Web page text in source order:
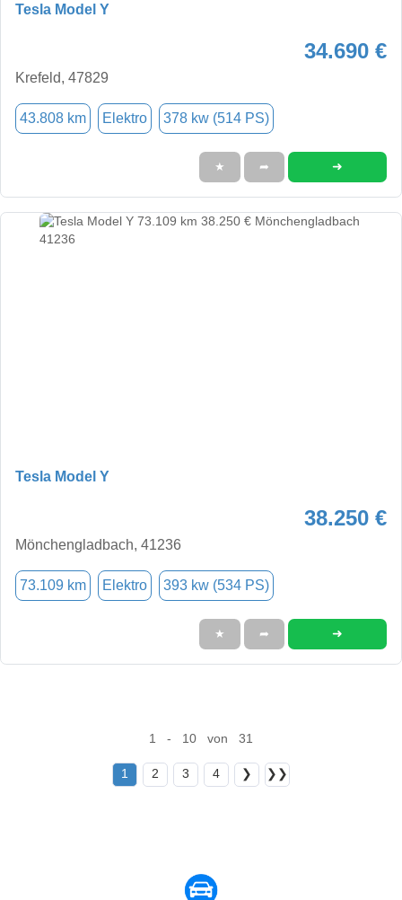
Tesla Model Y
34.690 €
Krefeld, 47829
43.808 km Elektro 378 kw (514 PS)
★ ➦ ➜
Tesla Model Y
38.250 €
Mönchengladbach, 41236
73.109 km Elektro 393 kw (534 PS)
★ ➦ ➜
1 - 10 von 31
1 2 3 4 ❯ ❯❯